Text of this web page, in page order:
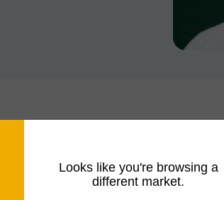
Looks like you're browsing a
different market.